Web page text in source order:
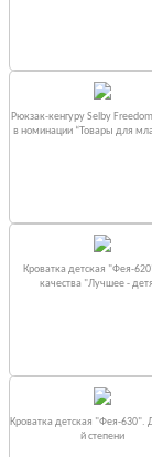
Рюкзак-кенгуру Selby
в номинации “Товары для
Кроватка детская "Фея-
качества "Лучшее -
Кроватка детская "Фея-630".
й степени